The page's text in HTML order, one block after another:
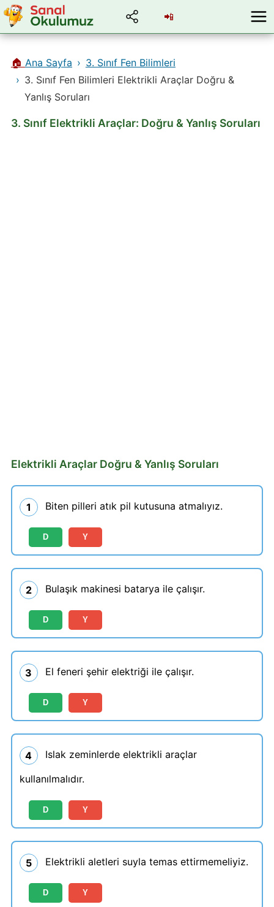
📲
🏠 Ana Sayfa
3. Sınıf Fen Bilimleri
3. Sınıf Fen Bilimleri Elektrikli Araçlar Doğru &
Yanlış Soruları
3. Sınıf Elektrikli Araçlar: Doğru & Yanlış Soruları
Elektrikli Araçlar Doğru & Yanlış Soruları
1 Biten pilleri atık pil kutusuna atmalıyız.
D Y
2 Bulaşık makinesi batarya ile çalışır.
D Y
3 El feneri şehir elektriği ile çalışır.
D Y
4
Islak zeminlerde elektrikli araçlar
kullanılmalıdır.
D Y
5 Elektrikli aletleri suyla temas ettirmemeliyiz.
D Y